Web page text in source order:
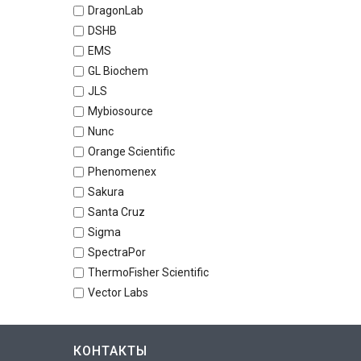
DragonLab
DSHB
EMS
GL Biochem
JLS
Mybiosource
Nunc
Orange Scientific
Phenomenex
Sakura
Santa Cruz
Sigma
SpectraPor
ThermoFisher Scientific
Vector Labs
КОНТАКТЫ